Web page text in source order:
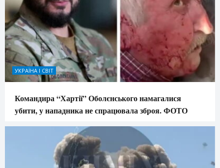
УКРАЇНА І СВІТ
Командира “Хартії” Оболєнського намагалися
убити, у нападника не спрацювала зброя. ФОТО